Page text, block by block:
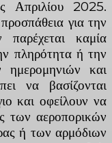
Απριλίου 2025.
για την
καμία
πληρότητα ή την
ημερομηνιών και
να βασίζονται
και οφείλουν να
των αεροπορικών
ή των αρμόδιων